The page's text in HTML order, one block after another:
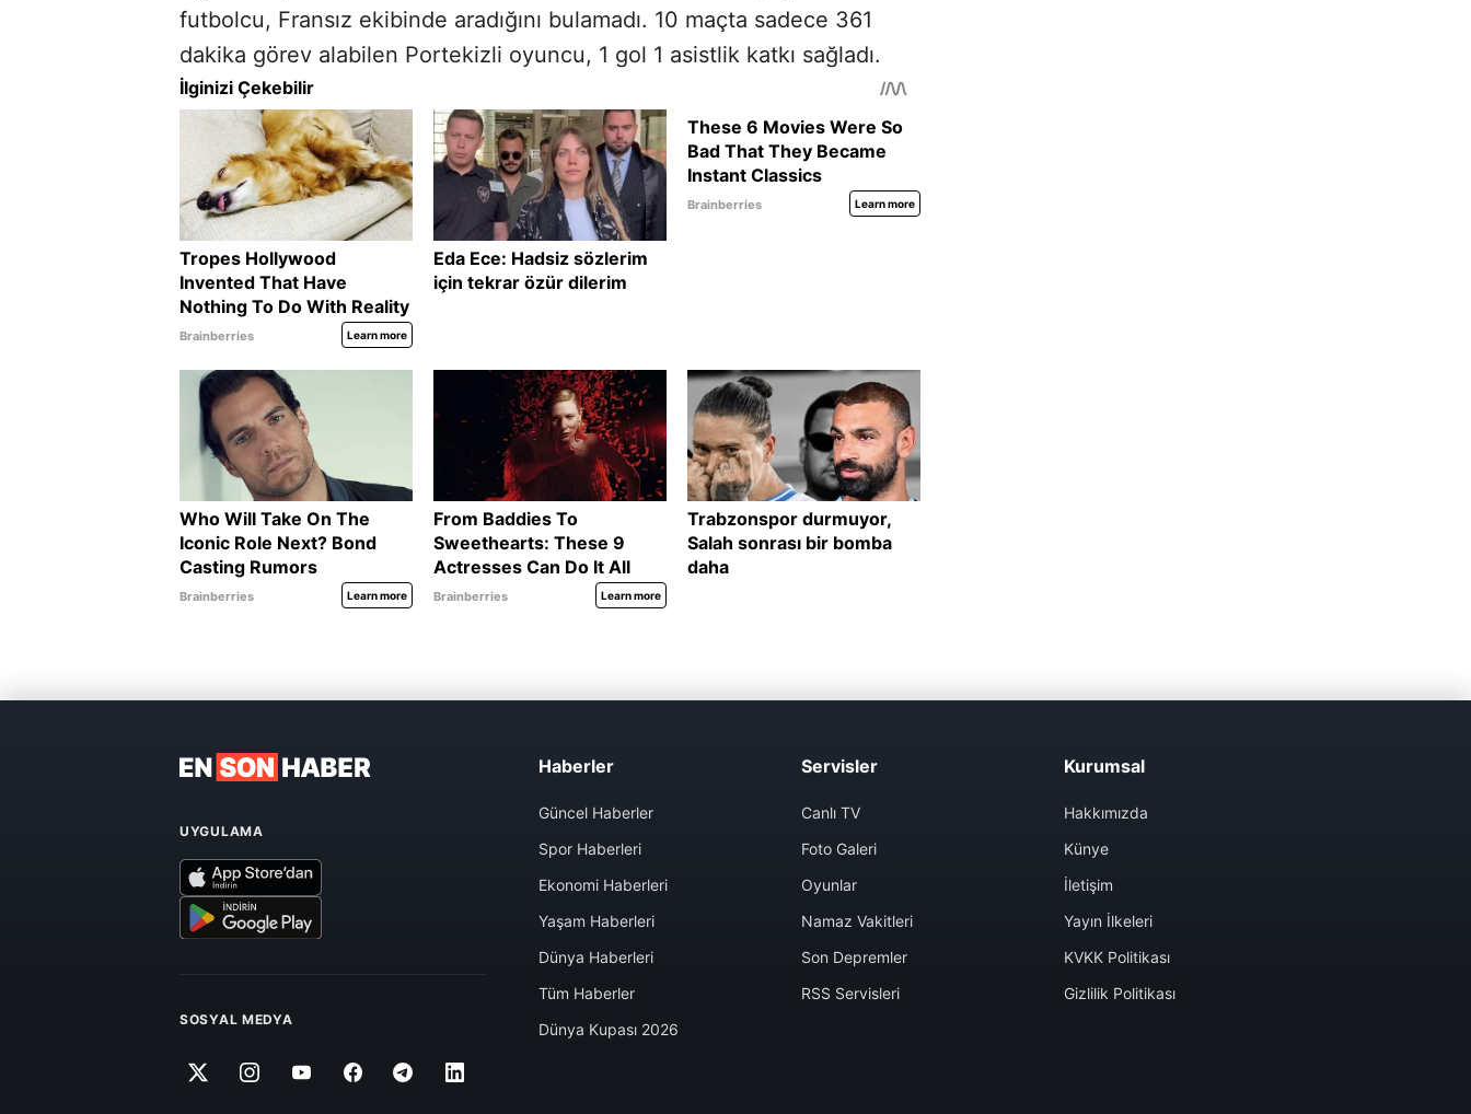
futbolcu, Fransız ekibinde aradığını bulamadı. 10 maçta sadece 361
dakika görev alabilen Portekizli oyuncu, 1 gol 1 asistlik katkı sağladı.
UYGULAMA
SOSYAL MEDYA
Haberler
Güncel Haberler
Spor Haberleri
Ekonomi Haberleri
Yaşam Haberleri
Dünya Haberleri
Tüm Haberler
Dünya Kupası 2026
Servisler
Canlı TV
Foto Galeri
Oyunlar
Namaz Vakitleri
Son Depremler
RSS Servisleri
Kurumsal
Hakkımızda
Künye
İletişim
Yayın İlkeleri
KVKK Politikası
Gizlilik Politikası